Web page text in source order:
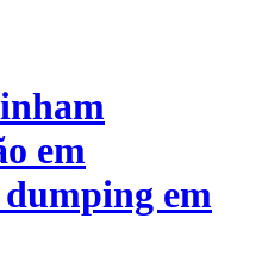
em
dumping em